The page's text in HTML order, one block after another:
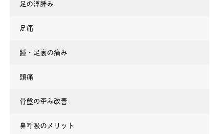
足の浮腫み
足痛
踵・足裏の痛み
頭痛
骨盤の歪み改善
鼻呼吸のメリット